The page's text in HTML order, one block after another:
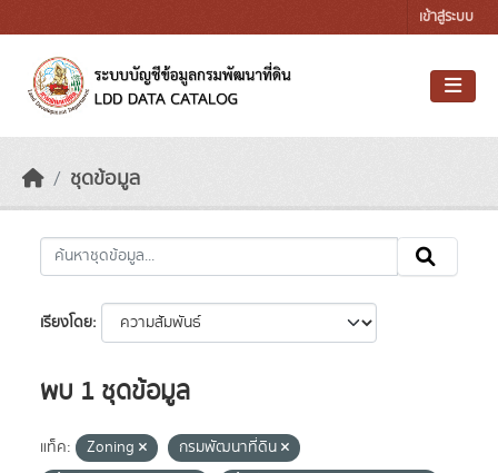
เข้าสู่ระบบ
ชุดข้อมูล
เรียงโดย
พบ 1 ชุดข้อมูล
แท็ค: Zoning
กรมพัฒนาที่ดิน